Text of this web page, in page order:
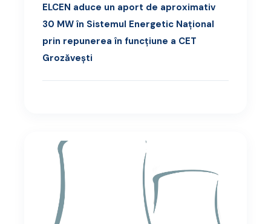
ELCEN aduce un aport de aproximativ
30 MW în Sistemul Energetic Național
prin repunerea în funcțiune a CET
Grozăvești